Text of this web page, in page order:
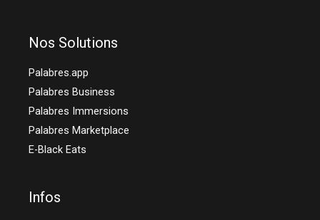
Nos Solutions
Palabres.app
Palabres Business
Palabres Immersions
Palabres Marketplace
E-Black Eats
Infos